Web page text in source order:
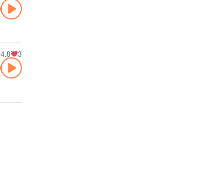
4.8 3